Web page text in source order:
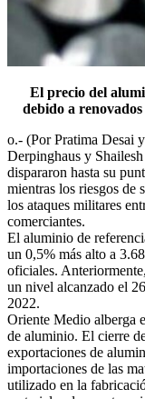
El precio del
debido a
o.- (Por Pratima Desai
Derpinghaus y
dispararon hasta su
mientras los riesgos de
los ataques militares
comerciantes.
El aluminio de
un 0,5% más alto a
oficiales.
un nivel alcanzado el
2022.
Oriente Medio alberga
de aluminio. El cierre
exportaciones de
importaciones de las
utilizado en la